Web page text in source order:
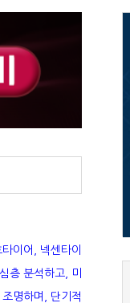
이어, 넥센타이
층 분석하고, 미
명하며, 단기적